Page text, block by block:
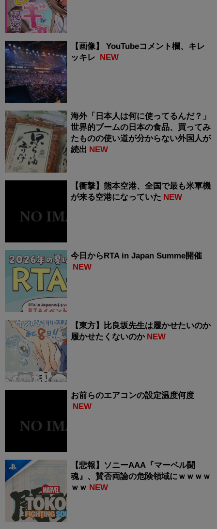
【画像】 YouTubeコメント欄、キレ
ッキレ
NEW
海外「日本人は何に使ってるんだ？」
世界的ブームの日本の食品、買ってみ
たものの使い道が分からない外国人が
続出 NEW
【衝撃】熊本空港、全国で最も米軍機
が来る空港になっていた NEW
今日からRTA in Japan Summe開催
NEW
【東方】比良坂先生は履かせたいのか
履かせたくないのか NEW
お前らのエアコンの設定温度何度
NEW
【悲報】ソニーAAA『マーベル闘
魂』、賛否両論の危険領域にｗｗｗｗ
ｗｗ NEW